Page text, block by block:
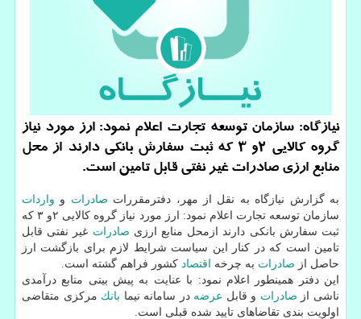
نیازگاه: سازمان توسعه تجارت اعلام نمود: ارز مورد نیاز
گروه كالایی ۲و ۳ كه ثبت سفارش بانكی دارند از محل
منابع ارزی صادرات غیر نفتی قابل تامین است.
به گزارش نیازگاه به نقل از مهر، دفترمقررات صادرات و واردات
سازمان توسعه تجارت اعلام نمود: ارز مورد نیاز گروه كالایی ۲و ۳ كه
ثبت سفارش بانكی دارند ازمحل منابع ارزی صادرات غیر نفتی قابل
تامین است كه در كنار این سیاست شرایط لازم برای بازگشت ارز
حاصل از صادرات به چرخه اقتصاد كشور فراهم گشته است.
این دفتر همینطور اعلام نمود: با عنایت به پیش بینی منابع درآمدی
ناشی از صادرات و قابل عرضه در سامانه نیما بانك مركزی متقاضی
اولویت بندی تقاضاهای تایید شده قبلی است.